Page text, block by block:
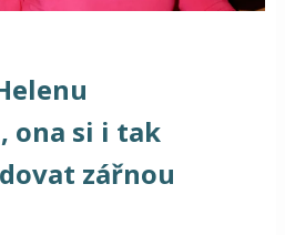
ona si i tak
zářnou